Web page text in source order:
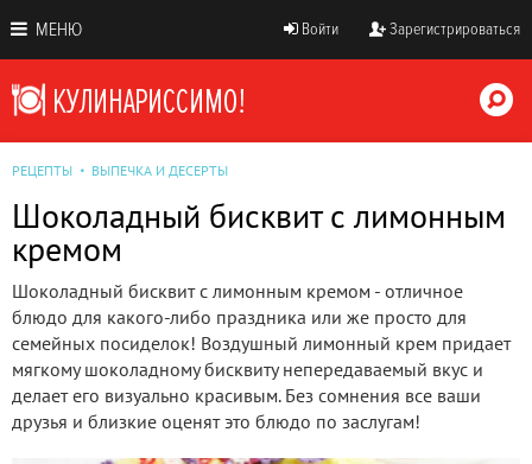
МЕНЮ Войти Зарегистрироваться
РЕЦЕПТЫ ВЫПЕЧКА И ДЕСЕРТЫ
Шоколадный бисквит с лимонным
кремом
Шоколадный бисквит с лимонным кремом - отличное
блюдо для какого-либо праздника или же просто для
семейных посиделок! Воздушный лимонный крем придает
мягкому шоколадному бисквиту непередаваемый вкус и
делает его визуально красивым. Без сомнения все ваши
друзья и близкие оценят это блюдо по заслугам!